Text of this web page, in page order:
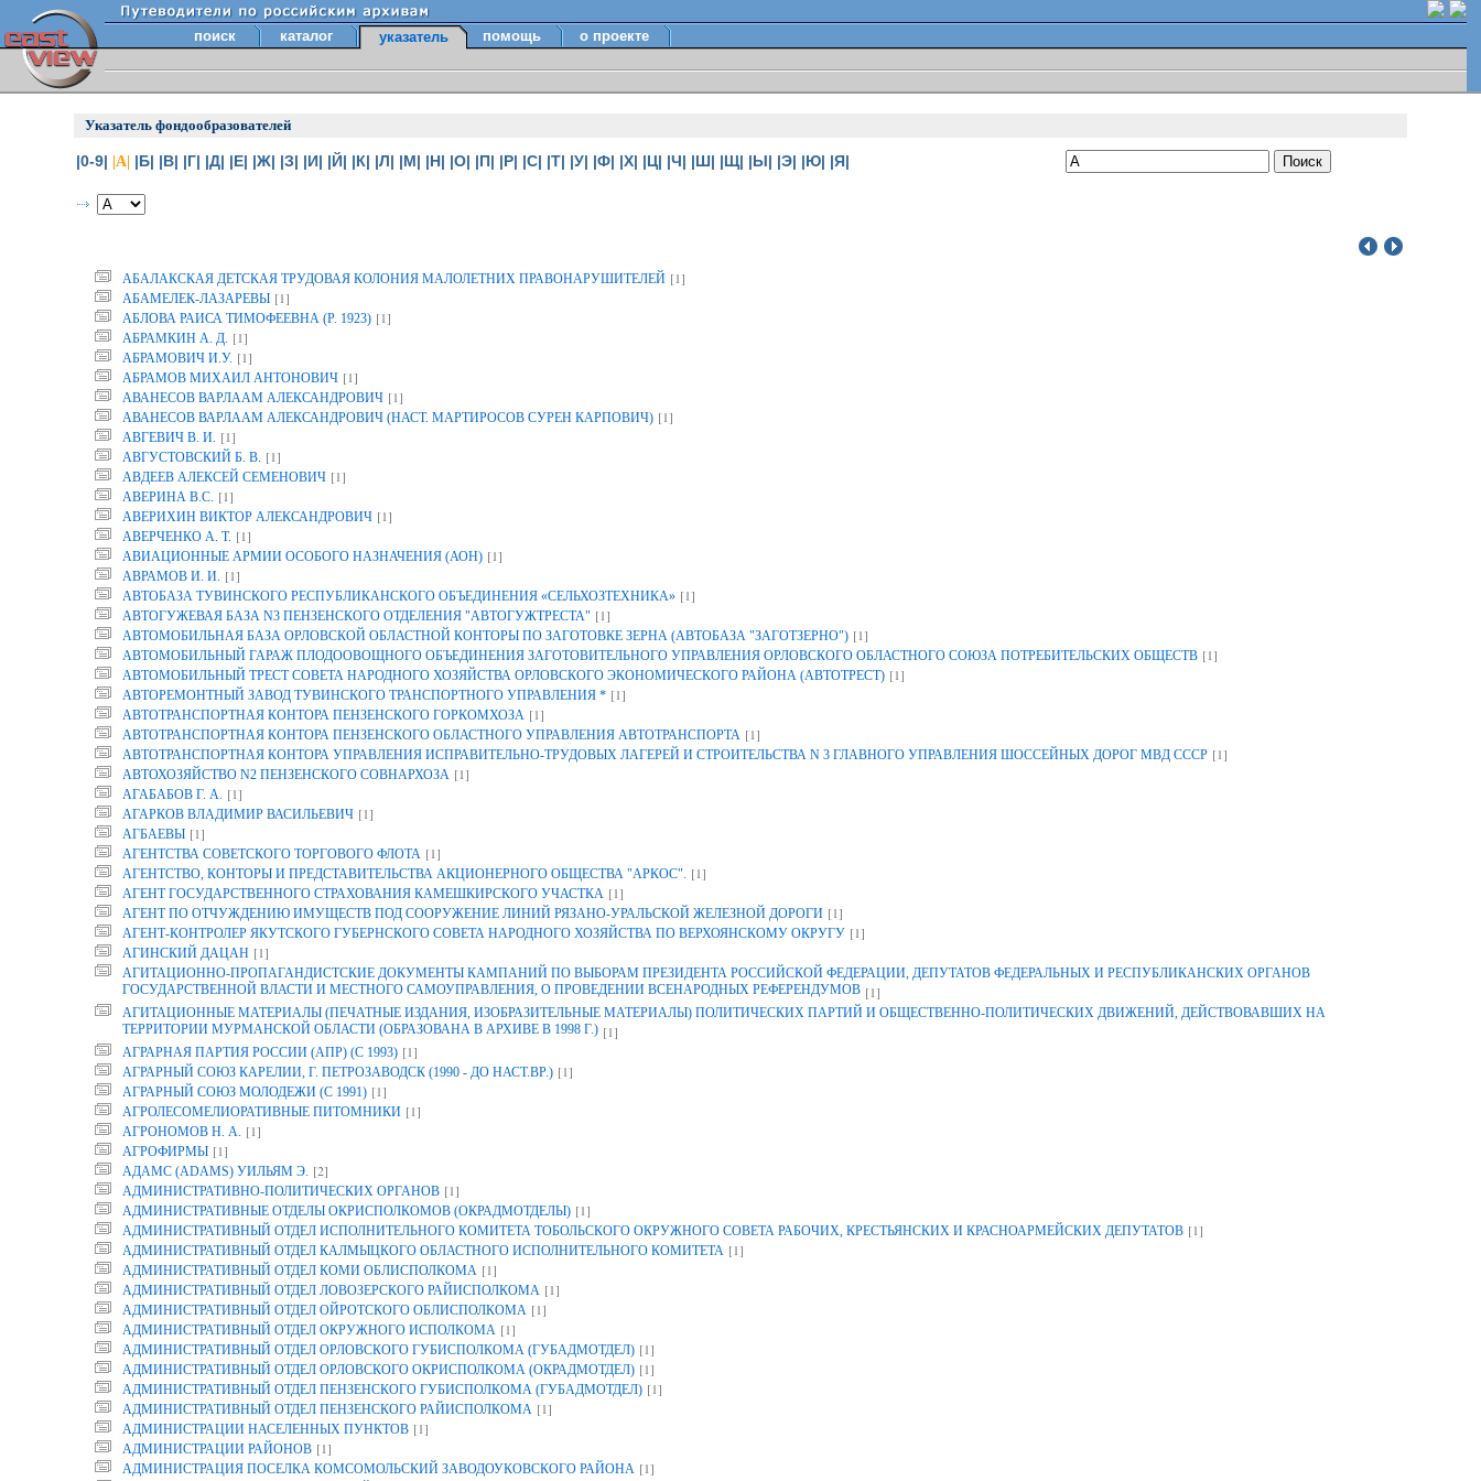
поиск каталог указатель помощь о проекте
Указатель фондообразователей
|0-9| |А| |Б| |В| |Г| |Д| |Е| |Ж| |З| |И| |Й| |К| |Л| |М| |Н| |О| |П| |Р| |С| |Т| |У| |Ф| |Х| |Ц| |Ч| |Ш| |Щ| |Ы| |Э| |Ю| |Я|
АБАЛАКСКАЯ ДЕТСКАЯ ТРУДОВАЯ КОЛОНИЯ МАЛОЛЕТНИХ ПРАВОНАРУШИТЕЛЕЙ [1]
АБАМЕЛЕК-ЛАЗАРЕВЫ [1]
АБЛОВА РАИСА ТИМОФЕЕВНА (Р. 1923) [1]
АБРАМКИН А. Д. [1]
АБРАМОВИЧ И.У. [1]
АБРАМОВ МИХАИЛ АНТОНОВИЧ [1]
АВАНЕСОВ ВАРЛААМ АЛЕКСАНДРОВИЧ [1]
АВАНЕСОВ ВАРЛААМ АЛЕКСАНДРОВИЧ (НАСТ. МАРТИРОСОВ СУРЕН КАРПОВИЧ) [1]
АВГЕВИЧ В. И. [1]
АВГУСТОВСКИЙ Б. В. [1]
АВДЕЕВ АЛЕКСЕЙ СЕМЕНОВИЧ [1]
АВЕРИНА B.C. [1]
АВЕРИХИН ВИКТОР АЛЕКСАНДРОВИЧ [1]
АВЕРЧЕНКО А. Т. [1]
АВИАЦИОННЫЕ АРМИИ ОСОБОГО НАЗНАЧЕНИЯ (АОН) [1]
АВРАМОВ И. И. [1]
АВТОБАЗА ТУВИНСКОГО РЕСПУБЛИКАНСКОГО ОБЪЕДИНЕНИЯ «СЕЛЬХОЗТЕХНИКА» [1]
АВТОГУЖЕВАЯ БАЗА N3 ПЕНЗЕНСКОГО ОТДЕЛЕНИЯ "АВТОГУЖТРЕСТА" [1]
АВТОМОБИЛЬНАЯ БАЗА ОРЛОВСКОЙ ОБЛАСТНОЙ КОНТОРЫ ПО ЗАГОТОВКЕ ЗЕРНА (АВТОБАЗА "ЗАГОТЗЕРНО") [1]
АВТОМОБИЛЬНЫЙ ГАРАЖ ПЛОДООВОЩНОГО ОБЪЕДИНЕНИЯ ЗАГОТОВИТЕЛЬНОГО УПРАВЛЕНИЯ ОРЛОВСКОГО ОБЛАСТНОГО СОЮЗА ПОТРЕБИТЕЛЬСКИХ ОБЩЕСТВ [1]
АВТОМОБИЛЬНЫЙ ТРЕСТ СОВЕТА НАРОДНОГО ХОЗЯЙСТВА ОРЛОВСКОГО ЭКОНОМИЧЕСКОГО РАЙОНА (АВТОТРЕСТ) [1]
АВТОРЕМОНТНЫЙ ЗАВОД ТУВИНСКОГО ТРАНСПОРТНОГО УПРАВЛЕНИЯ * [1]
АВТОТРАНСПОРТНАЯ КОНТОРА ПЕНЗЕНСКОГО ГОРКОМХОЗА [1]
АВТОТРАНСПОРТНАЯ КОНТОРА ПЕНЗЕНСКОГО ОБЛАСТНОГО УПРАВЛЕНИЯ АВТОТРАНСПОРТА [1]
АВТОТРАНСПОРТНАЯ КОНТОРА УПРАВЛЕНИЯ ИСПРАВИТЕЛЬНО-ТРУДОВЫХ ЛАГЕРЕЙ И СТРОИТЕЛЬСТВА N 3 ГЛАВНОГО УПРАВЛЕНИЯ ШОССЕЙНЫХ ДОРОГ МВД СССР [1]
АВТОХОЗЯЙСТВО N2 ПЕНЗЕНСКОГО СОВНАРХОЗА [1]
АГАБАБОВ Г. А. [1]
АГАРКОВ ВЛАДИМИР ВАСИЛЬЕВИЧ [1]
АГБАЕВЫ [1]
АГЕНТСТВА СОВЕТСКОГО ТОРГОВОГО ФЛОТА [1]
АГЕНТСТВО, КОНТОРЫ И ПРЕДСТАВИТЕЛЬСТВА АКЦИОНЕРНОГО ОБЩЕСТВА "АРКОС". [1]
АГЕНТ ГОСУДАРСТВЕННОГО СТРАХОВАНИЯ КАМЕШКИРСКОГО УЧАСТКА [1]
АГЕНТ ПО ОТЧУЖДЕНИЮ ИМУЩЕСТВ ПОД СООРУЖЕНИЕ ЛИНИЙ РЯЗАНО-УРАЛЬСКОЙ ЖЕЛЕЗНОЙ ДОРОГИ [1]
АГЕНТ-КОНТРОЛЕР ЯКУТСКОГО ГУБЕРНСКОГО СОВЕТА НАРОДНОГО ХОЗЯЙСТВА ПО ВЕРХОЯНСКОМУ ОКРУГУ [1]
АГИНСКИЙ ДАЦАН [1]
АГИТАЦИОННО-ПРОПАГАНДИСТСКИЕ ДОКУМЕНТЫ КАМПАНИЙ ПО ВЫБОРАМ ПРЕЗИДЕНТА РОССИЙСКОЙ ФЕДЕРАЦИИ, ДЕПУТАТОВ ФЕДЕРАЛЬНЫХ И РЕСПУБЛИКАНСКИХ ОРГАНОВ
ГОСУДАРСТВЕННОЙ ВЛАСТИ И МЕСТНОГО САМОУПРАВЛЕНИЯ, О ПРОВЕДЕНИИ ВСЕНАРОДНЫХ РЕФЕРЕНДУМОВ [1]
АГИТАЦИОННЫЕ МАТЕРИАЛЫ (ПЕЧАТНЫЕ ИЗДАНИЯ, ИЗОБРАЗИТЕЛЬНЫЕ МАТЕРИАЛЫ) ПОЛИТИЧЕСКИХ ПАРТИЙ И ОБЩЕСТВЕННО-ПОЛИТИЧЕСКИХ ДВИЖЕНИЙ, ДЕЙСТВОВАВШИХ НА
ТЕРРИТОРИИ МУРМАНСКОЙ ОБЛАСТИ (ОБРАЗОВАНА В АРХИВЕ В 1998 Г.) [1]
АГРАРНАЯ ПАРТИЯ РОССИИ (АПР) (С 1993) [1]
АГРАРНЫЙ СОЮЗ КАРЕЛИИ, Г. ПЕТРОЗАВОДСК (1990 - ДО НАСТ.ВР.) [1]
АГРАРНЫЙ СОЮЗ МОЛОДЕЖИ (С 1991) [1]
АГРОЛЕСОМЕЛИОРАТИВНЫЕ ПИТОМНИКИ [1]
АГРОНОМОВ Н. А. [1]
АГРОФИРМЫ [1]
АДАМС (ADAMS) УИЛЬЯМ Э. [2]
АДМИНИСТРАТИВНО-ПОЛИТИЧЕСКИХ ОРГАНОВ [1]
АДМИНИСТРАТИВНЫЕ ОТДЕЛЫ ОКРИСПОЛКОМОВ (ОКРАДМОТДЕЛЫ) [1]
АДМИНИСТРАТИВНЫЙ ОТДЕЛ ИСПОЛНИТЕЛЬНОГО КОМИТЕТА ТОБОЛЬСКОГО ОКРУЖНОГО СОВЕТА РАБОЧИХ, КРЕСТЬЯНСКИХ И КРАСНОАРМЕЙСКИХ ДЕПУТАТОВ [1]
АДМИНИСТРАТИВНЫЙ ОТДЕЛ КАЛМЫЦКОГО ОБЛАСТНОГО ИСПОЛНИТЕЛЬНОГО КОМИТЕТА [1]
АДМИНИСТРАТИВНЫЙ ОТДЕЛ КОМИ ОБЛИСПОЛКОМА [1]
АДМИНИСТРАТИВНЫЙ ОТДЕЛ ЛОВОЗЕРСКОГО РАЙИСПОЛКОМА [1]
АДМИНИСТРАТИВНЫЙ ОТДЕЛ ОЙРОТСКОГО ОБЛИСПОЛКОМА [1]
АДМИНИСТРАТИВНЫЙ ОТДЕЛ ОКРУЖНОГО ИСПОЛКОМА [1]
АДМИНИСТРАТИВНЫЙ ОТДЕЛ ОРЛОВСКОГО ГУБИСПОЛКОМА (ГУБАДМОТДЕЛ) [1]
АДМИНИСТРАТИВНЫЙ ОТДЕЛ ОРЛОВСКОГО ОКРИСПОЛКОМА (ОКРАДМОТДЕЛ) [1]
АДМИНИСТРАТИВНЫЙ ОТДЕЛ ПЕНЗЕНСКОГО ГУБИСПОЛКОМА (ГУБАДМОТДЕЛ) [1]
АДМИНИСТРАТИВНЫЙ ОТДЕЛ ПЕНЗЕНСКОГО РАЙИСПОЛКОМА [1]
АДМИНИСТРАЦИИ НАСЕЛЕННЫХ ПУНКТОВ [1]
АДМИНИСТРАЦИИ РАЙОНОВ [1]
АДМИНИСТРАЦИЯ ПОСЕЛКА КОМСОМОЛЬСКИЙ ЗАВОДОУКОВСКОГО РАЙОНА [1]